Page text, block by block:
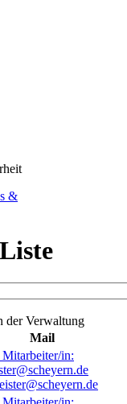
&
der Verwaltung
Mail